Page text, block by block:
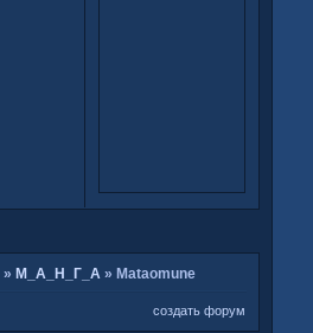
» М_А_Н_Г_А » Mataomune
создать форум